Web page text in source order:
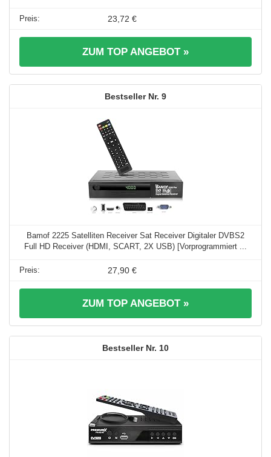
23,72 €
ZUM TOP ANGEBOT »
9
Bamof 2225 Satelliten Receiver Sat Receiver Digitaler DVBS2
Full HD Receiver (HDMI, SCART, 2X USB) [Vorprogrammiert ...
27,90 €
ZUM TOP ANGEBOT »
10